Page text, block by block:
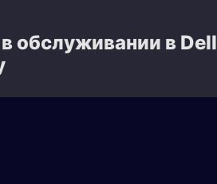
обслуживании в Dell